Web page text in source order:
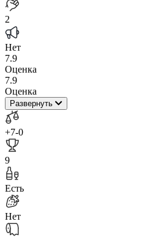
2
Нет
7.9
Оценка
7.9
Оценка
Развернуть
+7-0
9
Есть
Нет